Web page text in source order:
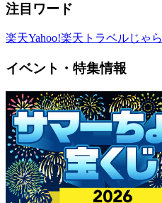
注目ワード
楽天Yahoo!楽天トラベルじゃ
イベント・特集情報